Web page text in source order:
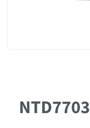
NTD7703